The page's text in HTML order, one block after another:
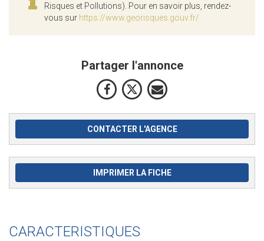
Risques et Pollutions). Pour en savoir plus, rendez-
vous sur https://www.georisques.gouv.fr/
Partager l'annonce
CONTACTER L'AGENCE
IMPRIMER LA FICHE
CARACTERISTIQUES